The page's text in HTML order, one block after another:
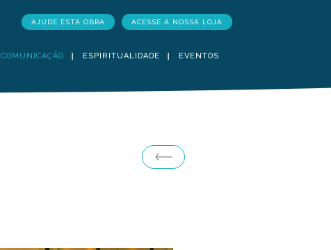
AJUDE ESTA OBRA ACESSE A NOSSA LOJA
COMUNICAÇÃO ESPIRITUALIDADE EVENTOS